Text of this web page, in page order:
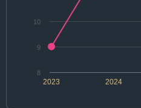
2024
2023
8
9
10